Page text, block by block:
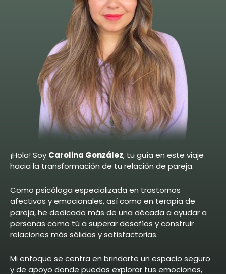
¡Hola! Soy Carolina González, tu guía en este viaje
hacia la transformación de tu relación de pareja.
Como psicóloga especializada en trastornos
afectivos y emocionales, así como en terapia de
pareja, he dedicado más de una década a ayudar a
personas como tú a superar desafíos y construir
relaciones más sólidas y satisfactorias.
Mi enfoque se centra en brindarte un espacio seguro
y de apoyo donde puedas explorar tus emociones,